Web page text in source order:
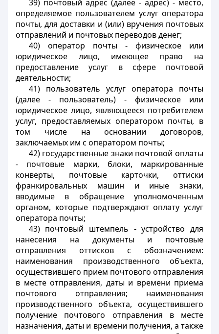
39) почтовый адрес (далее - адрес) - место,
определяемое пользователем услуг оператора
почты, для доставки и (или) вручения почтовых
отправлений и почтовых переводов денег;
40) оператор почты - физическое или
юридическое лицо, имеющее право на
предоставление услуг в сфере почтовой
деятельности;
41) пользователь услуг оператора почты
(далее - пользователь) - физическое или
юридическое лицо, являющееся потребителем
услуг, предоставляемых оператором почты, в
том числе на основании договоров,
заключаемых им с оператором почты;
42) государственные знаки почтовой оплаты
- почтовые марки, блоки, маркированные
конверты, почтовые карточки, оттиски
франкировальных машин и иные знаки,
вводимые в обращение уполномоченным
органом, которые подтверждают оплату услуг
оператора почты;
43) почтовый штемпель - устройство для
нанесения на документы и почтовые
отправления оттисков с обозначением:
наименования производственного объекта,
осуществившего прием почтового отправления
в месте отправления, даты и времени приема
почтового отправления; наименования
производственного объекта, осуществившего
получение почтового отправления в месте
назначения, даты и времени получения, а также